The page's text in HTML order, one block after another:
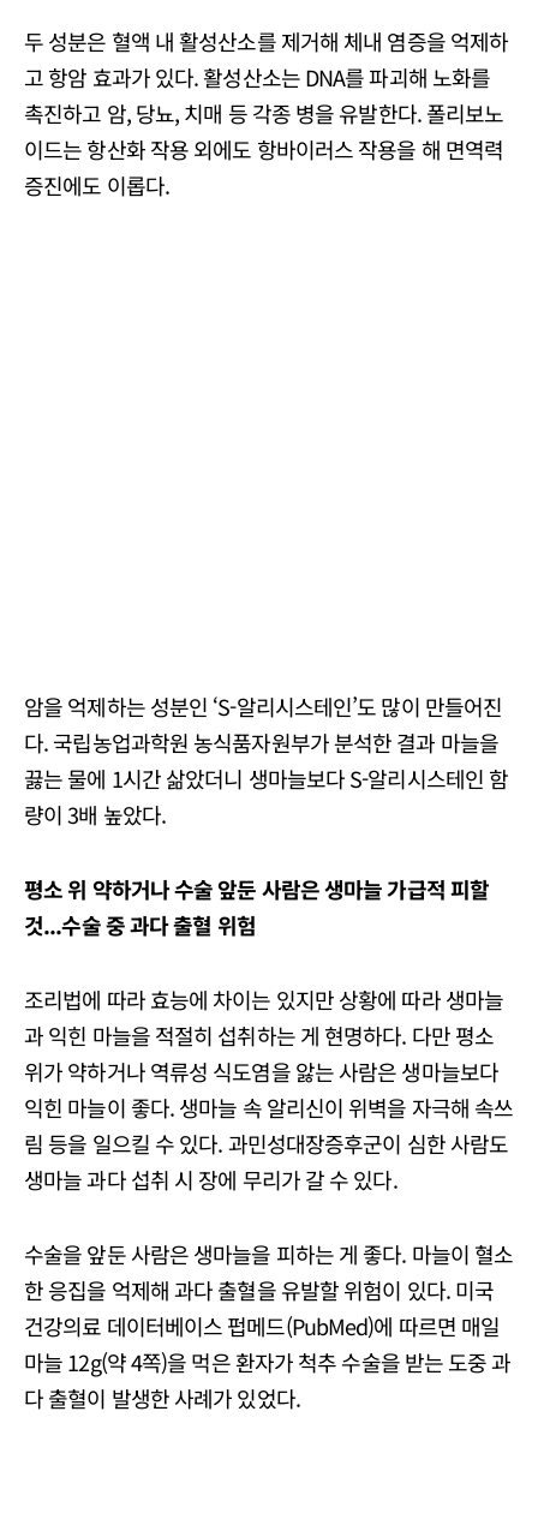
두 성분은 혈액 내 활성산소를 제거해 체내 염증을 억제하
고 항암 효과가 있다. 활성산소는 DNA를 파괴해 노화를
촉진하고 암, 당뇨, 치매 등 각종 병을 유발한다. 폴리보노
이드는 항산화 작용 외에도 항바이러스 작용을 해 면역력
증진에도 이롭다.
암을 억제하는 성분인 ‘S-알리시스테인’도 많이 만들어진
다. 국립농업과학원 농식품자원부가 분석한 결과 마늘을
끓는 물에 1시간 삶았더니 생마늘보다 S-알리시스테인 함
량이 3배 높았다.
평소 위 약하거나 수술 앞둔 사람은 생마늘 가급적 피할
것...수술 중 과다 출혈 위험
조리법에 따라 효능에 차이는 있지만 상황에 따라 생마늘
과 익힌 마늘을 적절히 섭취하는 게 현명하다. 다만 평소
위가 약하거나 역류성 식도염을 앓는 사람은 생마늘보다
익힌 마늘이 좋다. 생마늘 속 알리신이 위벽을 자극해 속쓰
림 등을 일으킬 수 있다. 과민성대장증후군이 심한 사람도
생마늘 과다 섭취 시 장에 무리가 갈 수 있다.
수술을 앞둔 사람은 생마늘을 피하는 게 좋다. 마늘이 혈소
한 응집을 억제해 과다 출혈을 유발할 위험이 있다. 미국
건강의료 데이터베이스 펍메드(PubMed)에 따르면 매일
마늘 12g(약 4쪽)을 먹은 환자가 척추 수술을 받는 도중 과
다 출혈이 발생한 사례가 있었다.